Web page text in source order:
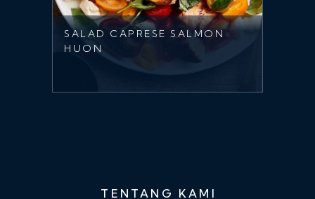
SALAD CAPRESE SALMON
HUON
TENTANG KAMI